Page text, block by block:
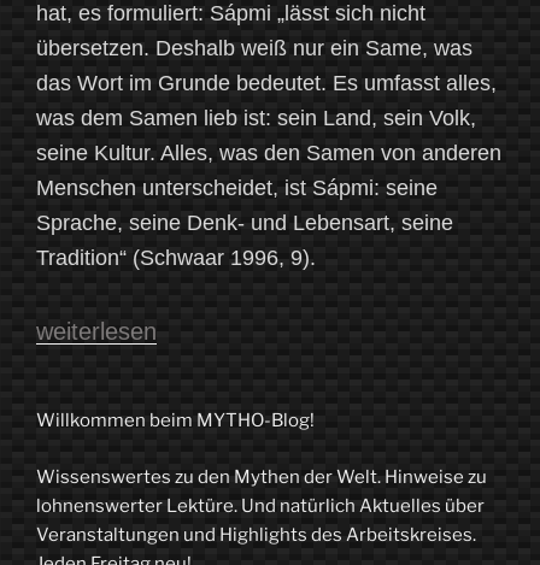
hat, es formuliert: Sápmi „lässt sich nicht
übersetzen. Deshalb weiß nur ein Same, was
das Wort im Grunde bedeutet. Es umfasst alles,
was dem Samen lieb ist: sein Land, sein Volk,
seine Kultur. Alles, was den Samen von anderen
Menschen unterscheidet, ist Sápmi: seine
Sprache, seine Denk- und Lebensart, seine
Tradition“ (Schwaar 1996, 9).
„Die
Das
aus
dem
weiterlesen
Willkommen beim MYTHO-Blog!
Wissenswertes zu den Mythen der Welt. Hinweise zu
lohnenswerter Lektüre. Und natürlich Aktuelles über
Veranstaltungen und Highlights des Arbeitskreises.